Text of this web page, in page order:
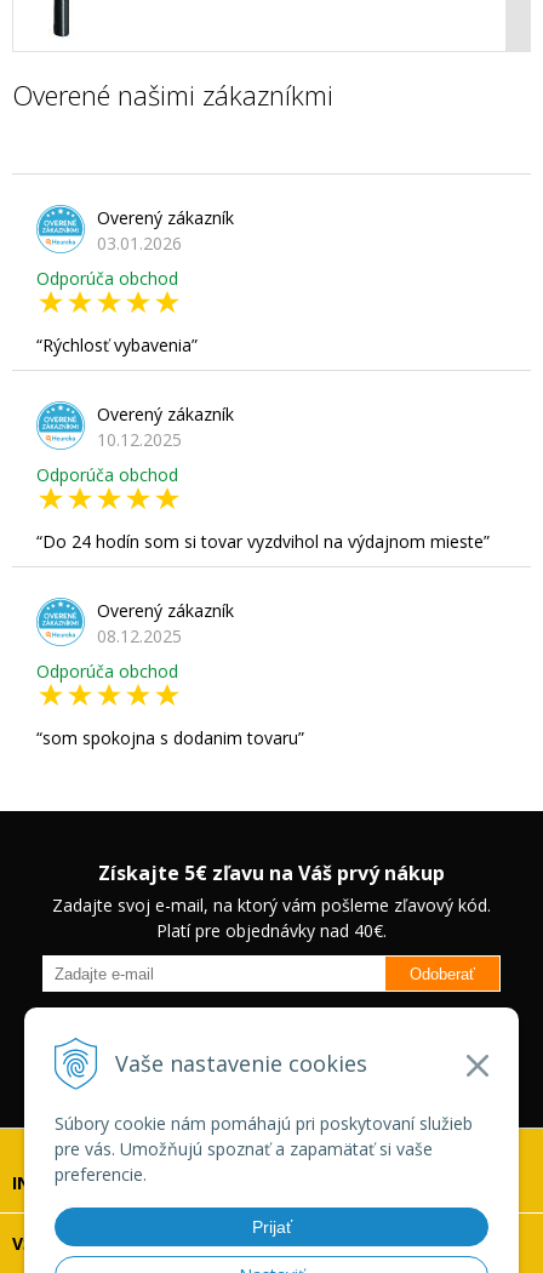
Vaše nastavenie cookies
Súbory cookie nám pomáhajú pri poskytovaní služieb
pre vás. Umožňujú spoznať a zapamätať si vaše
preferencie.
Prijať
Overené našimi zákazníkmi
Overený zákazník
03.01.2026
Odporúča obchod
Rýchlosť vybavenia
Overený zákazník
10.12.2025
Odporúča obchod
Do 24 hodín som si tovar vyzdvihol na výdajnom mieste
Overený zákazník
08.12.2025
Odporúča obchod
som spokojna s dodanim tovaru
Získajte 5€ zľavu na Váš prvý nákup
Zadajte svoj e-mail, na ktorý vám pošleme zľavový kód.
Platí pre objednávky nad 40€.
Odoberať
zľavách na vybrané produkty.
Neplatí pre Veľkoobchodných
zákazníkov.
INFOLINKA
VŠETKO O NÁKUPE